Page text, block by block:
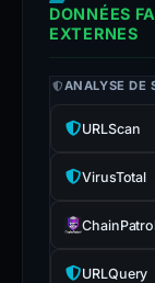
DONNÉES
EXTERNES
ANALYSE DE
URLScan
VirusTotal
URLQuery